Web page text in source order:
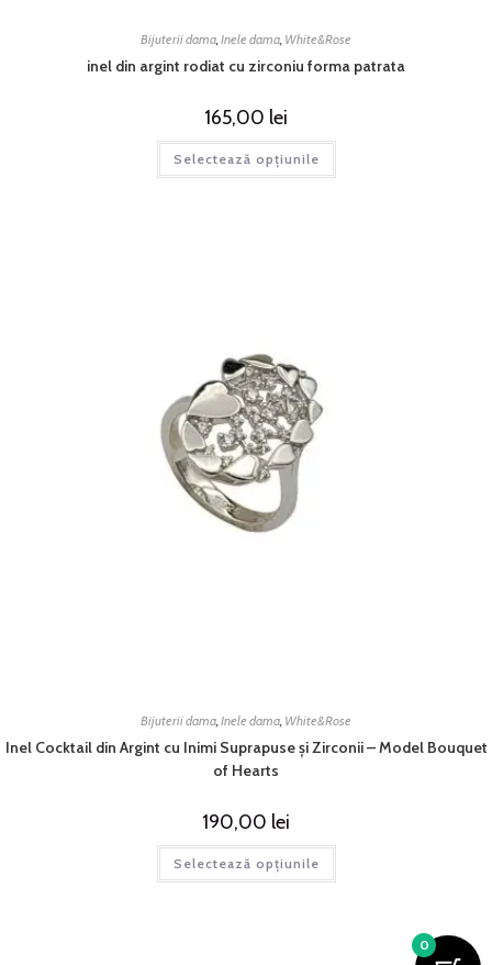
Bijuterii dama Inele dama White&Rose
inel din argint rodiat cu zirconiu forma patrata
165,00 lei
Selectează opțiunile
Bijuterii dama Inele dama White&Rose
Inel Cocktail din Argint cu Inimi Suprapuse și Zirconii – Model Bouquet
of Hearts
190,00 lei
Selectează opțiunile
0